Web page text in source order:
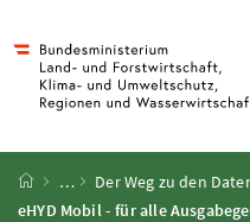
Startseite
…
Der Weg zu den
eHYD Mobil - für alle